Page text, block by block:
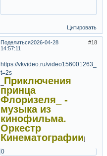
Цитировать
Поделиться 18
2026-04-28
14:57:11
https://vkvideo.ru/
t=2s
Приключения
принца
Флоризеля_ -
музыка из
кинофильма.
Оркестр
Кинематографии]
0